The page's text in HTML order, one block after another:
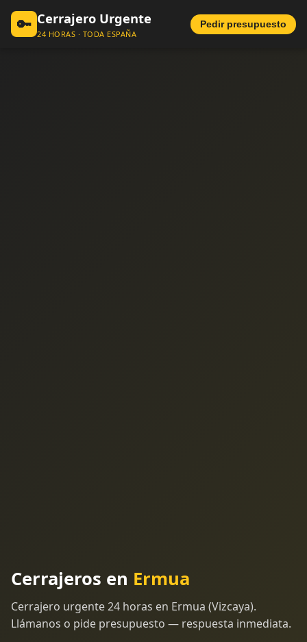
🔑 Cerrajero Urgente
24 HORAS · TODA ESPAÑA
Pedir presupuesto
Cerrajeros en Ermua
Cerrajero urgente 24 horas en Ermua (Vizcaya).
Llámanos o pide presupuesto — respuesta inmediata.